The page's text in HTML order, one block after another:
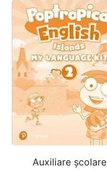
Auxiliare şcolare